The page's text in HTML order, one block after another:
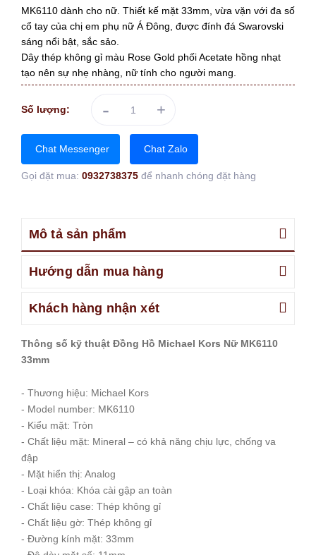
MK6110 dành cho nữ. Thiết kế mặt 33mm, vừa vặn với đa số
cổ tay của chị em phụ nữ Á Đông, được đính đá Swarovski
sáng nổi bật, sắc sảo.
Dây thép không gỉ màu Rose Gold phối Acetate hồng nhạt
tạo nên sự nhẹ nhàng, nữ tính cho người mang.
Số lượng: - +
Chat Messenger Chat Zalo
Gọi đặt mua: 0932738375 để nhanh chóng đặt hàng
Mô tả sản phẩm
Hướng dẫn mua hàng
Khách hàng nhận xét
Thông số kỹ thuật Đồng Hồ Michael Kors Nữ MK6110
33mm
- Thương hiệu: Michael Kors
- Model number: MK6110
- Kiểu mặt: Tròn
- Chất liệu mặt: Mineral – có khả năng chịu lực, chống va
đập
- Mặt hiển thị: Analog
- Loại khóa: Khóa cài gập an toàn
- Chất liệu case: Thép không gỉ
- Chất liệu gờ: Thép không gỉ
- Đường kính mặt: 33mm